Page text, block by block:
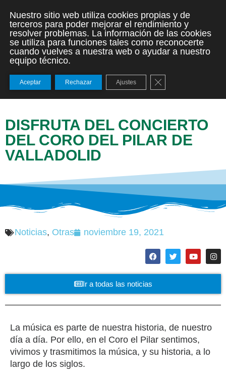
DISFRUTA DEL CONCIERTO
DEL CORO DEL PILAR DE
VALLADOLID
Noticias, Otras noviembre 19, 2021
Ir a todas las noticias
La música es parte de nuestra historia, de nuestro
día a día. Por ello, en el Coro el Pilar sentimos,
vivimos y trasmitimos la música, y su historia, a lo
largo de los siglos.
Nuestro sitio web utiliza cookies propias y de
terceros para poder mejorar el rendimiento y
resolver problemas. La información de las cookies
se utiliza para funciones tales como reconocerte
cuando vuelves a nuestra web o ayudar a nuestro
equipo técnico.
Aceptar Rechazar Ajustes Cerrar el banner de